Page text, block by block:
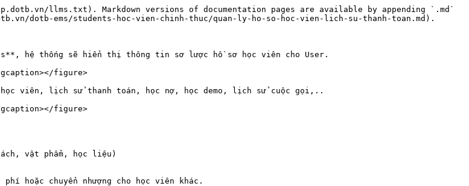
llms.txt). Markdown versions of documentation pages are available by appending `.md`
dotb-ems/students-hoc-vien-chinh-thuc/quan-ly-ho-so-hoc-vien-lich-su-thanh-toan.md).
hệ thống sẽ hiển thị thông tin sơ lược hồ sơ học viên cho User.
figure>
viên, lịch sử thanh toán, học nợ, học demo, lịch sử cuộc gọi,..
figure>
vật phẩm, học liệu)
hoặc chuyển nhượng cho học viên khác.